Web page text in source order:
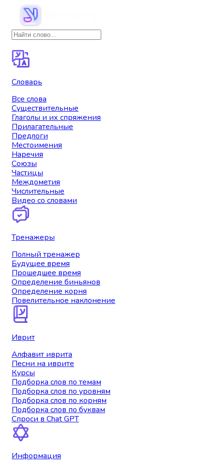
Словарь
Все слова
Существительные
Глаголы и их спряжения
Прилагательные
Предлоги
Местоимения
Наречия
Союзы
Частицы
Междометия
Числительные
Видео со словами
Тренажеры
Полный тренажер
Будущее время
Прошедшее время
Определение биньянов
Определение корня
Повелительное наклонение
Иврит
Алфавит иврита
Песни на иврите
Курсы
Подборка слов по темам
Подборка слов по уровням
Подборка слов по корням
Подборка слов по буквам
Спроси в Chat GPT
Информация